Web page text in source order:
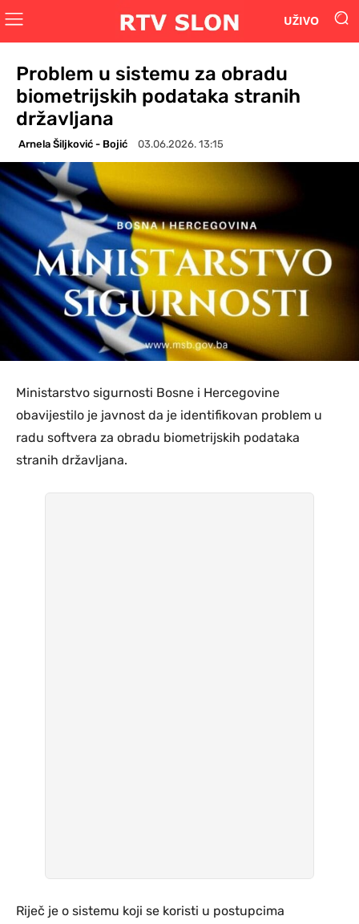
UŽIVO
Problem u sistemu za obradu
biometrijskih podataka stranih
državljana
Arnela Šiljković - Bojić 03.06.2026. 13:15
Ministarstvo sigurnosti Bosne i Hercegovine
obavijestilo je javnost da je identifikovan problem u
radu softvera za obradu biometrijskih podataka
stranih državljana.
Riječ je o sistemu koji se koristi u postupcima